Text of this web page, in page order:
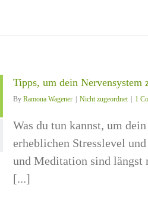
Tipps, um dein Nervensystem
By Ramona Wagener Nicht zugeordnet 1
Was du tun kannst, um
erheblichen Stresslevel
und Meditation sind längst
[...]